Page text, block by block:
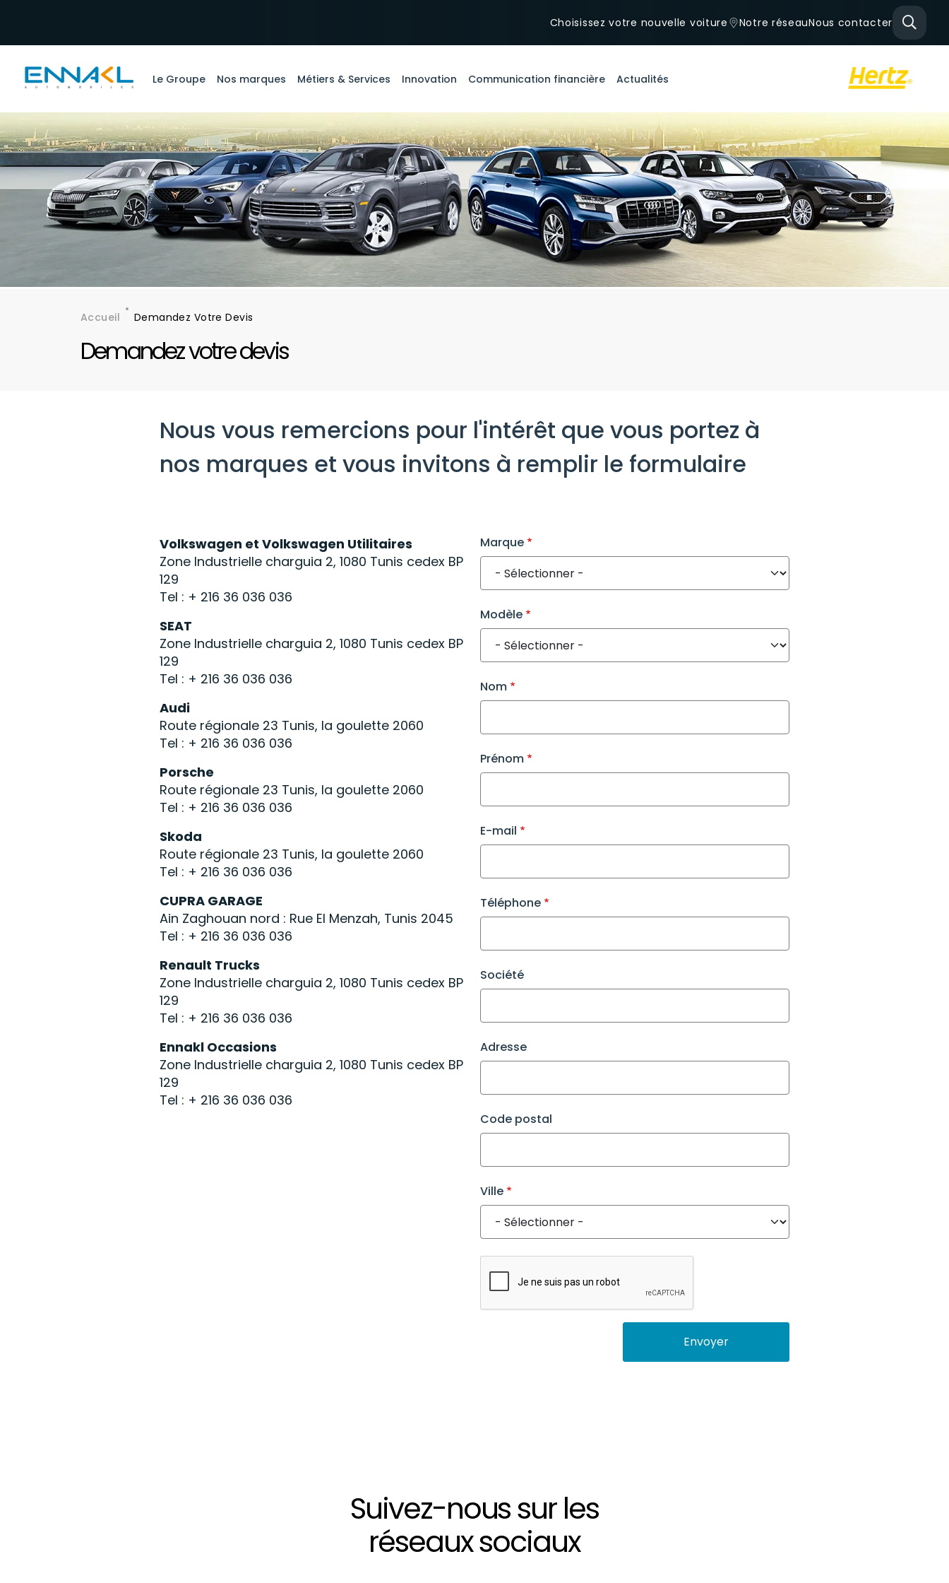
Choisissez votre nouvelle voiture Notre réseauNous contacter
Le Groupe Nos marques Métiers & Services Innovation Communication financière Actualités
Fil d'Ariane
Accueil Demandez Votre Devis
Demandez votre devis
Nous vous remercions pour l'intérêt que vous portez à
nos marques et vous invitons à remplir le formulaire
Volkswagen et Volkswagen Utilitaires
Zone Industrielle charguia 2, 1080 Tunis cedex BP
129
Tel : + 216 36 036 036
SEAT
Zone Industrielle charguia 2, 1080 Tunis cedex BP
129
Tel : + 216 36 036 036
Audi
Route régionale 23 Tunis, la goulette 2060
Tel : + 216 36 036 036
Porsche
Route régionale 23 Tunis, la goulette 2060
Tel : + 216 36 036 036
Skoda
Route régionale 23 Tunis, la goulette 2060
Tel : + 216 36 036 036
CUPRA GARAGE
Ain Zaghouan nord : Rue El Menzah, Tunis 2045
Tel : + 216 36 036 036
Renault Trucks
Zone Industrielle charguia 2, 1080 Tunis cedex BP
129
Tel : + 216 36 036 036
Ennakl Occasions
Zone Industrielle charguia 2, 1080 Tunis cedex BP
129
Tel : + 216 36 036 036
Marque
Modèle
Nom
Prénom
E-mail
Téléphone
Société
Adresse
Code postal
Ville
Suivez-nous sur les
réseaux sociaux